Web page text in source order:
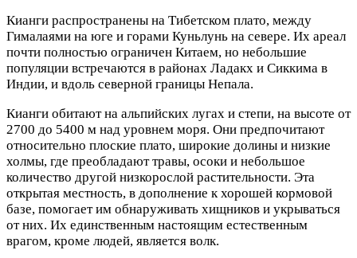
Кианги распространены на Тибетском плато, между
Гималаями на юге и горами Куньлунь на севере. Их ареал
почти полностью ограничен Китаем, но небольшие
популяции встречаются в районах Ладакх и Сиккима в
Индии, и вдоль северной границы Непала.
Кианги обитают на альпийских лугах и степи, на высоте от
2700 до 5400 м над уровнем моря. Они предпочитают
относительно плоские плато, широкие долины и низкие
холмы, где преобладают травы, осоки и небольшое
количество другой низкорослой растительности. Эта
открытая местность, в дополнение к хорошей кормовой
базе, помогает им обнаруживать хищников и укрываться
от них. Их единственным настоящим естественным
врагом, кроме людей, является волк.